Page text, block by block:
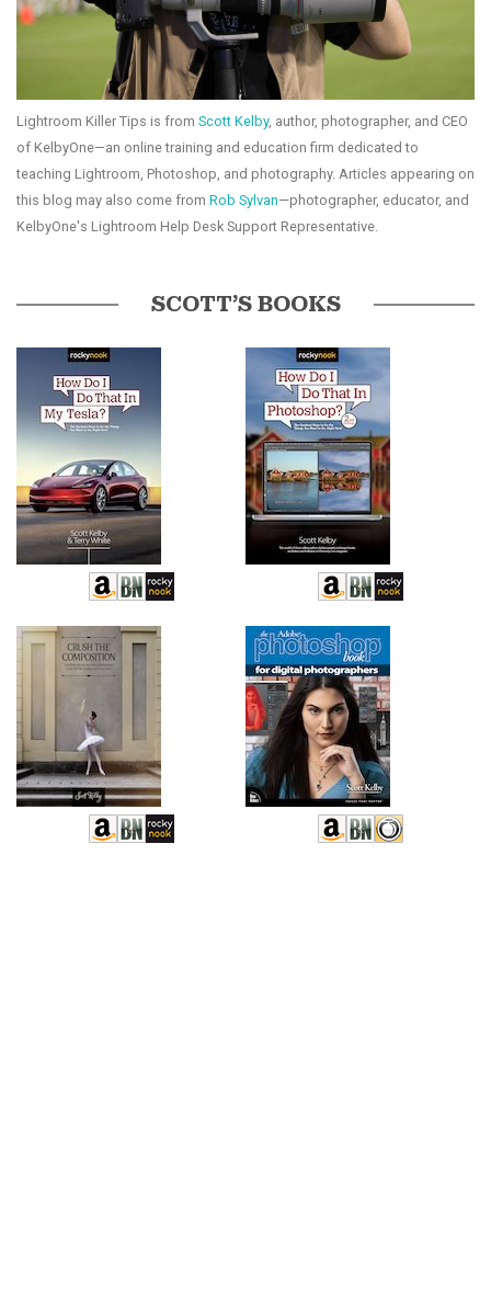
Lightroom Killer Tips is from Scott Kelby, author, photographer, and CEO
of KelbyOne—an online training and education firm dedicated to
teaching Lightroom, Photoshop, and photography. Articles appearing on
this blog may also come from Rob Sylvan—photographer, educator, and
KelbyOne's Lightroom Help Desk Support Representative.
SCOTT’S BOOKS